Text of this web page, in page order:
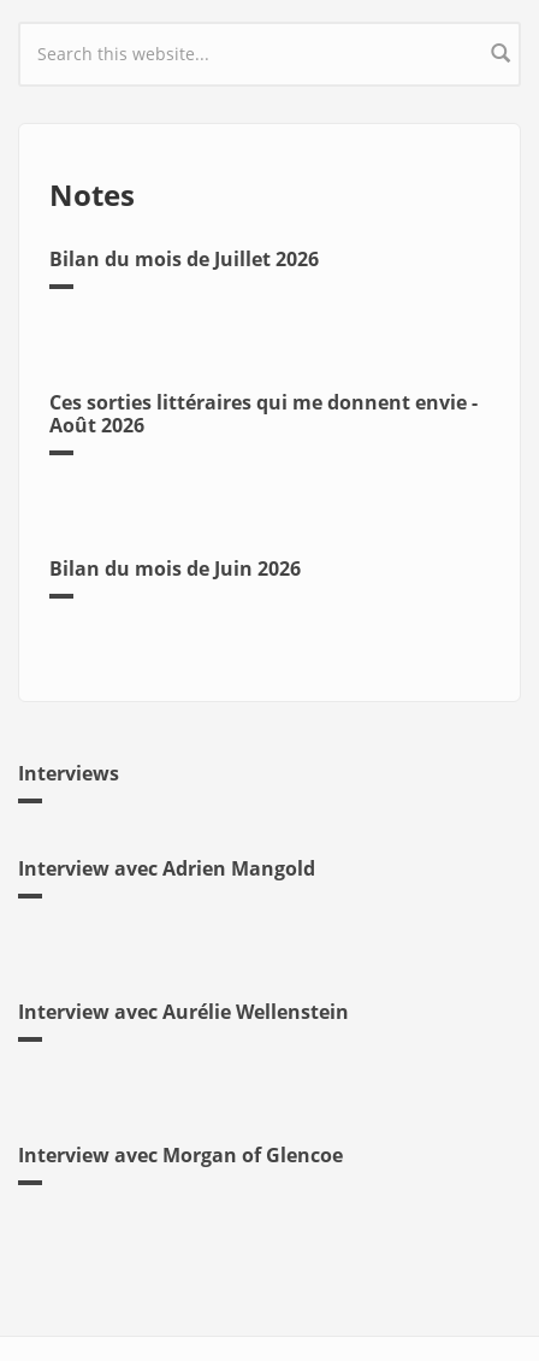
Search form
Notes
Bilan du mois de Juillet 2026
Ces sorties littéraires qui me donnent envie -
Août 2026
Bilan du mois de Juin 2026
Interviews
Interview avec Adrien Mangold
Interview avec Aurélie Wellenstein
Interview avec Morgan of Glencoe